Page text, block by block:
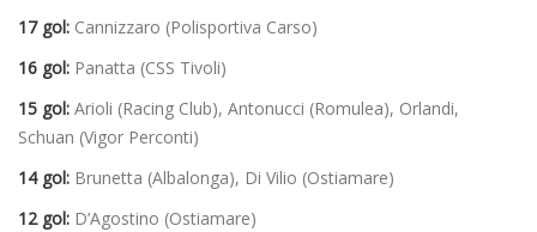
17 gol: Cannizzaro (Polisportiva Carso)
16 gol: Panatta (CSS Tivoli)
15 gol: Arioli (Racing Club), Antonucci (Romulea), Orlandi,
Schuan (Vigor Perconti)
14 gol: Brunetta (Albalonga), Di Vilio (Ostiamare)
12 gol: D’Agostino (Ostiamare)